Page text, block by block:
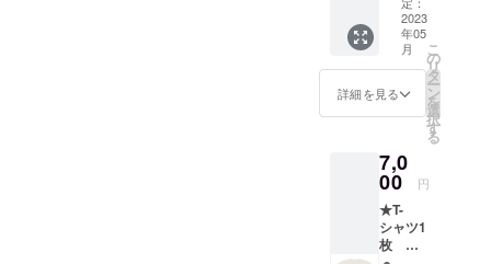
す！）
＊当日
会場で
の販売
はあり
kit-
gallery.
com/ ＊
プリン
ト色が
groovet
が運営
するkit
gallery
人気デ
ザイン
のKEEP
in
groovet
ube
fes.’23
別注T-
シャツ
（当ク
2023
年05
月
詳細を見る
こ
の
リ
タ
ー
ン
を
選
択
す
る
7,0
00 円
★T-
シャツ1
枚 カ